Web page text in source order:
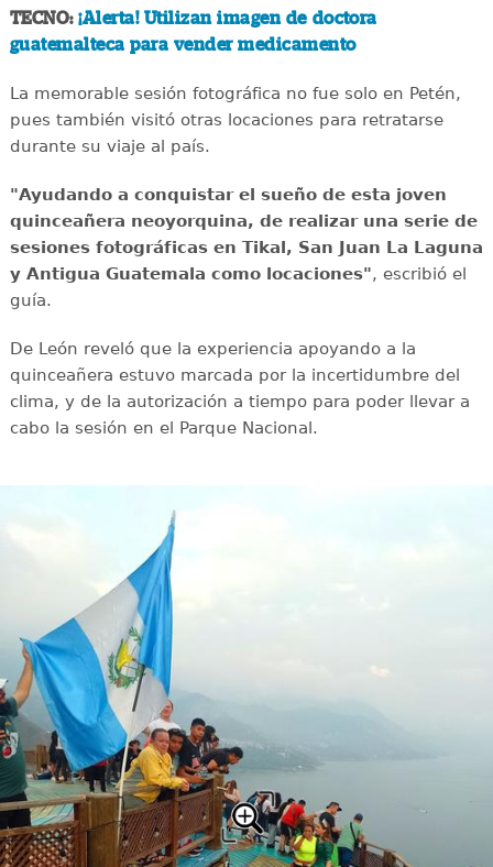
TECNO:¡Alerta! Utilizan imagen de doctora
guatemalteca para vender medicamento
La memorable sesión fotográfica no fue solo en Petén,
pues también visitó otras locaciones para retratarse
durante su viaje al país.
"Ayudando a conquistar el sueño de esta joven
quinceañera neoyorquina, de realizar una serie de
sesiones fotográficas en Tikal, San Juan La Laguna
y Antigua Guatemala como locaciones", escribió el
guía.
De León reveló que la experiencia apoyando a la
quinceañera estuvo marcada por la incertidumbre del
clima, y de la autorización a tiempo para poder llevar a
cabo la sesión en el Parque Nacional.